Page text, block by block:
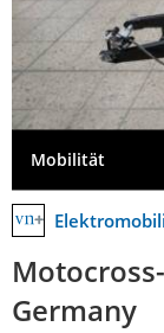
Mobilität
Germany